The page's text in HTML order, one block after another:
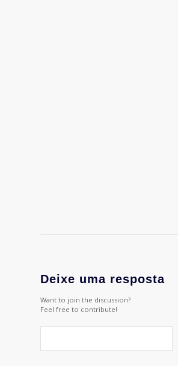
Deixe uma resposta
Want to join the discussion?
Feel free to contribute!